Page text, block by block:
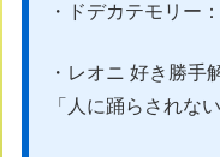
・ドデカテモリー
・レオニ 好き勝手
「人に踊らされな